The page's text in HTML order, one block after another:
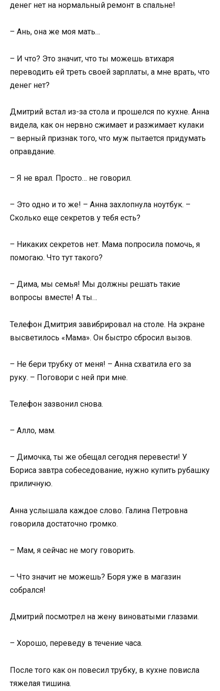
денег нет на нормальный ремонт в спальне!
– Ань, она же моя мать…
– И что? Это значит, что ты можешь втихаря
переводить ей треть своей зарплаты, а мне врать, что
денег нет?
Дмитрий встал из-за стола и прошелся по кухне. Анна
видела, как он нервно сжимает и разжимает кулаки
– верный признак того, что муж пытается придумать
оправдание.
– Я не врал. Просто… не говорил.
– Это одно и то же! – Анна захлопнула ноутбук. –
Сколько еще секретов у тебя есть?
– Никаких секретов нет. Мама попросила помочь, я
помогаю. Что тут такого?
– Дима, мы семья! Мы должны решать такие
вопросы вместе! А ты…
Телефон Дмитрия завибрировал на столе. На экране
высветилось «Мама». Он быстро сбросил вызов.
– Не бери трубку от меня! – Анна схватила его за
руку. – Поговори с ней при мне.
Телефон зазвонил снова.
– Алло, мам.
– Димочка, ты же обещал сегодня перевести! У
Бориса завтра собеседование, нужно купить рубашку
приличную.
Анна услышала каждое слово. Галина Петровна
говорила достаточно громко.
– Мам, я сейчас не могу говорить.
– Что значит не можешь? Боря уже в магазин
собрался!
Дмитрий посмотрел на жену виноватыми глазами.
– Хорошо, переведу в течение часа.
После того как он повесил трубку, в кухне повисла
тяжелая тишина.